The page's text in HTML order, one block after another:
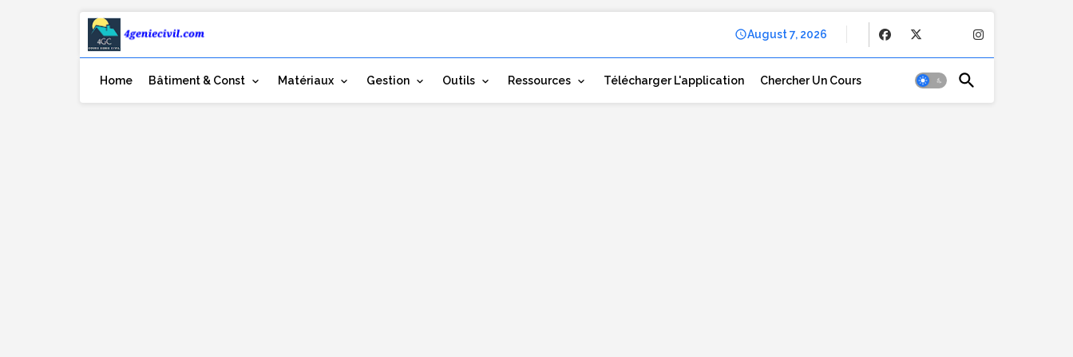
August 7, 2026
Home Bâtiment & Const Matériaux Gestion Outils Ressources Télécharger L'application Chercher Un Cours